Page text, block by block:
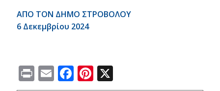
ΑΠΟ ΤΟΝ ΔΗΜΟ ΣΤΡΟΒΟΛΟΥ
6 Δεκεμβρίου 2024
PrintEmailFacebook
Pinterest
X